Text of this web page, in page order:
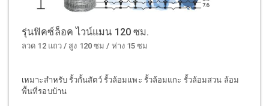
รุ่นฟิคซ์ล็อค ไวน์แมน 120 ซม.
ลวด 12 แถว / สูง 120 ซม / ห่าง 15 ซม
เหมาะสำหรับ รั้วกั้นสัตว์ รั้วล้อมแพะ รั้วล้อมแกะ รั้วล้อมสวน ล้อม
พื้นที่รอบบ้าน